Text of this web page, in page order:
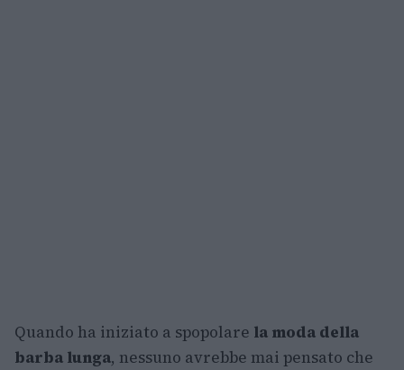
Quando ha iniziato a spopolare la moda della
barba lunga, nessuno avrebbe mai pensato che